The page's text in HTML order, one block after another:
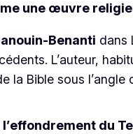
une œuvre
Benanti dans
L’auteur,
la Bible sous l’angle
du